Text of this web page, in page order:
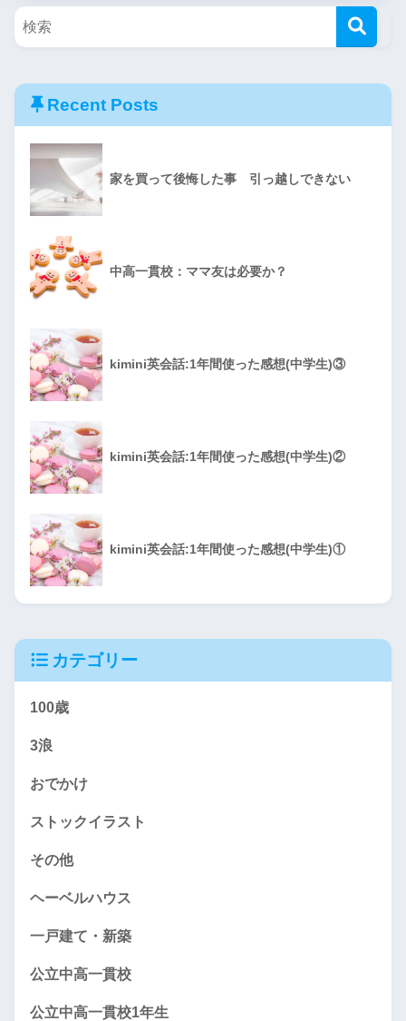
Recent Posts
家を買って後悔した事 引っ越しできない
中高一貫校：ママ友は必要か？
kimini英会話:1年間使った感想(中学生)③
kimini英会話:1年間使った感想(中学生)②
kimini英会話:1年間使った感想(中学生)①
カテゴリー
100歳
3浪
おでかけ
ストックイラスト
その他
ヘーベルハウス
一戸建て・新築
公立中高一貫校
公立中高一貫校1年生